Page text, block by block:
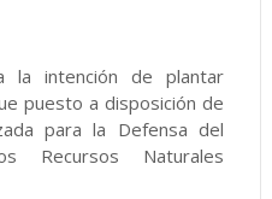
la intención de plantar
puesto a disposición de
para la Defensa del
Recursos Naturales